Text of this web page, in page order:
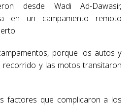
desde Wadi Ad-Dawasir,
en un campamento remoto
porque los autos y
recorrido y las motos transitaron
factores que complicaron a los